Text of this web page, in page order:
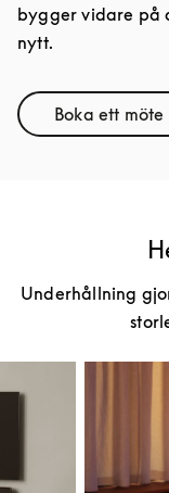
bygger vidare på
nytt.
Boka ett möte
Link
Underhållning